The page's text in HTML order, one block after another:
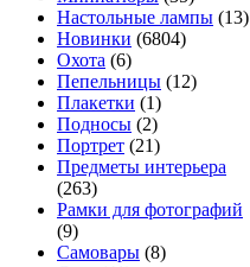
Настольные лампы (13)
Новинки (6804)
Охота (6)
Пепельницы (12)
Плакетки (1)
Подносы (2)
Портрет (21)
Предметы интерьера
(263)
Рамки для фотографий
(9)
Самовары (8)